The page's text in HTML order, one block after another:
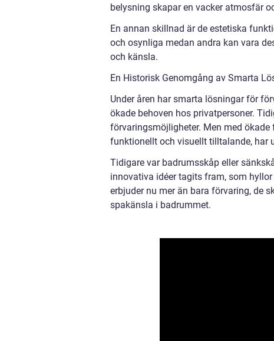
belysning skapar en vacker atmosfär
En annan skillnad är de estetiska
och osynliga medan andra kan vara
och känsla.
En Historisk Genomgång av Smarta
Under åren har smarta lösningar för
ökade behoven hos privatpersoner.
förvaringsmöjligheter. Men med
funktionellt och visuellt tilltalande, har
Tidigare var badrumsskåp eller
innovativa idéer tagits fram, som
erbjuder nu mer än bara förvaring, de
spakänsla i badrummet.